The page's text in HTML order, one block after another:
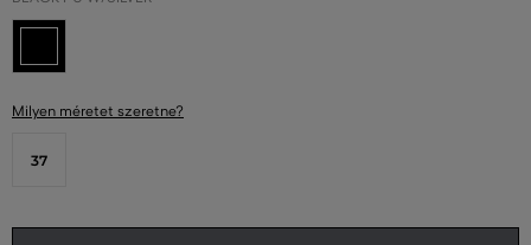
Milyen méretet szeretne?
37